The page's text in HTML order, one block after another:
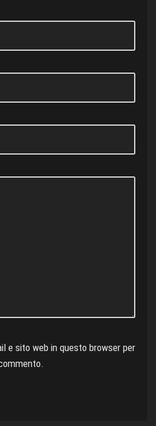
s
a
t
e sito web in questo browser per